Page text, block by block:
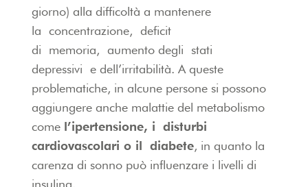
giorno) alla difficoltà a mantenere
la concentrazione, deficit
di memoria, aumento degli stati
depressivi e dell’irritabilità. A queste
problematiche, in alcune persone si possono
aggiungere anche malattie del metabolismo
come l’ipertensione, i disturbi
cardiovascolari o il diabete, in quanto la
carenza di sonno può influenzare i livelli di
insulina.